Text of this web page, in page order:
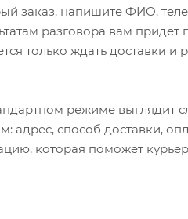
заказ, напишите ФИО,
разговора вам
только ждать доставки и
режиме
адрес, способ доставки,
которая поможет